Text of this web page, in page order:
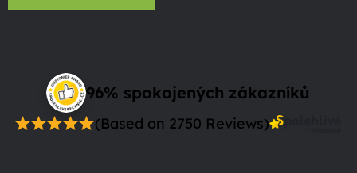
96% spokojených zákazníků
(Based on 2750 Reviews)